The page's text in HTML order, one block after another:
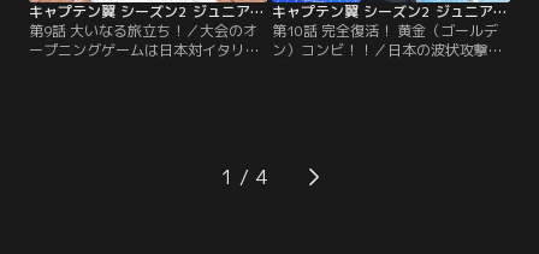
キャプテン翼 シーズン2 ジュニアユース編 第09話
第9話 大いなる旅立ち！／大会のオ
ープニングゲームは日本対イタリ
の猛チャージで倒されてしまう。そ
の後もイタリアの徹底マークを受け
キャプテン翼 シーズン2 ジュニアユース編 第10話
第10話 完全復活！ 黄金（ゴールデ
ン）コンビ！！／日本の波状攻撃を
前に、イタリアのGKジノ・ヘルナン
声も高い名プレイヤーだ。そのまま
0対0で折り返し、後半がスタート。
1